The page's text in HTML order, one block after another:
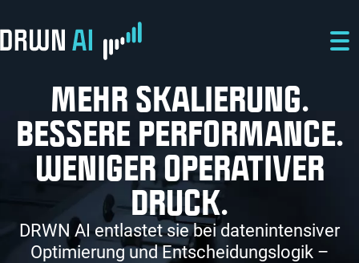
MEHR SKALIERUNG.
BESSERE PERFORMANCE.
WENIGER OPERATIVER
DRUCK.
DRWN AI entlastet sie bei datenintensiver
Optimierung und Entscheidungslogik –